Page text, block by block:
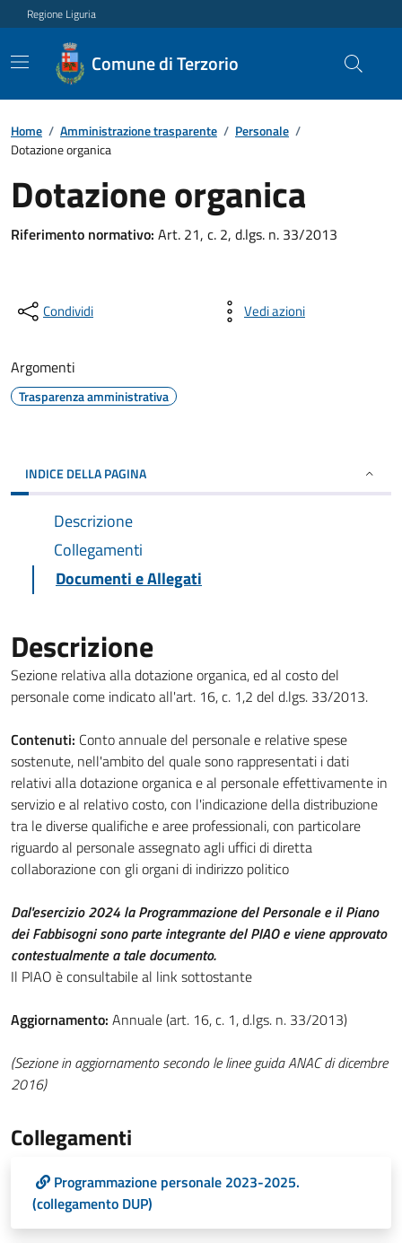
Regione Liguria
Comune di Terzorio
Home / Amministrazione trasparente / Personale /
Dotazione organica
Dotazione organica
Riferimento normativo: Art. 21, c. 2, d.lgs. n. 33/2013
Condividi Vedi azioni
Argomenti
Trasparenza amministrativa
INDICE DELLA PAGINA
Descrizione
Collegamenti
Documenti e Allegati
Descrizione
Sezione relativa alla dotazione organica, ed al costo del
personale come indicato all'art. 16, c. 1,2 del d.lgs. 33/2013.
Contenuti: Conto annuale del personale e relative spese
sostenute, nell'ambito del quale sono rappresentati i dati
relativi alla dotazione organica e al personale effettivamente in
servizio e al relativo costo, con l'indicazione della distribuzione
tra le diverse qualifiche e aree professionali, con particolare
riguardo al personale assegnato agli uffici di diretta
collaborazione con gli organi di indirizzo politico
Dal'esercizio 2024 la Programmazione del Personale e il Piano
dei Fabbisogni sono parte integrante del PIAO e viene approvato
contestualmente a tale documento.
Il PIAO è consultabile al link sottostante
Aggiornamento: Annuale (art. 16, c. 1, d.lgs. n. 33/2013)
(Sezione in aggiornamento secondo le linee guida ANAC di dicembre
2016)
Collegamenti
Programmazione personale 2023-2025.
(collegamento DUP)